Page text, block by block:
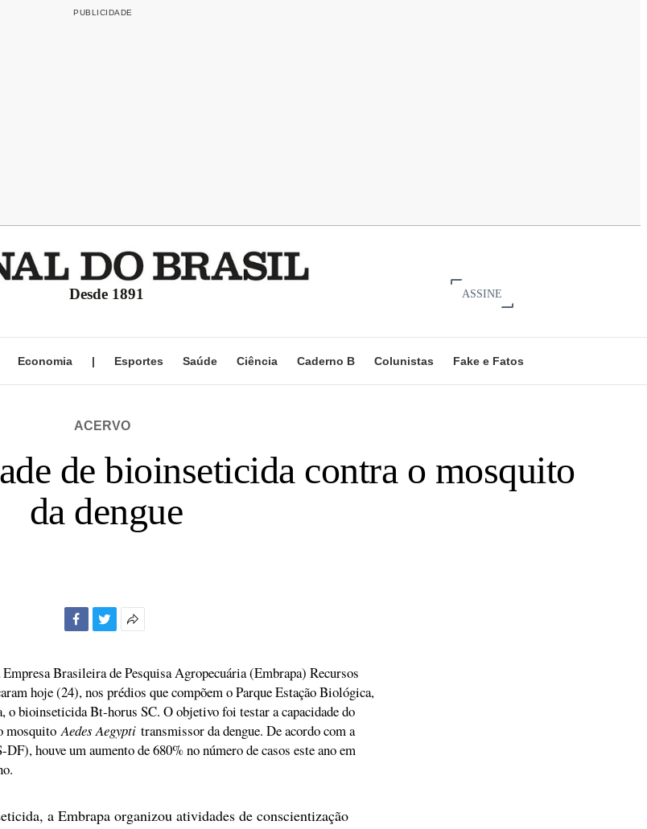
Desde 1891 ASSINE
Economia | Esportes Saúde Ciência Caderno B Colunistas Fake e Fatos
ACERVO
de bioinseticida contra o mosquito
da dengue
compartilhamento
Brasileira de Pesquisa Agropecuária (Embrapa) Recursos
hoje (24), nos prédios que compõem o Parque Estação Biológica,
o bioinseticida Bt-horus SC. O objetivo foi testar a capacidade do
mosquitoAedes Aegypti transmissor da dengue. De acordo com a
houve um aumento de 680% no número de casos este ano em
a Embrapa organizou atividades de conscientização